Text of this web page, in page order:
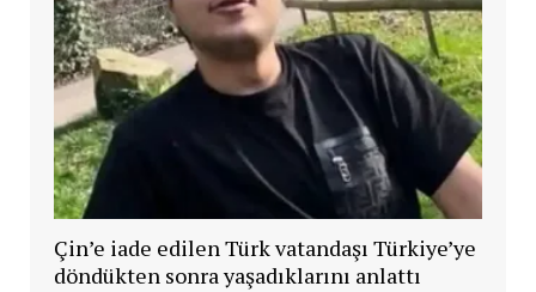
Çin’e iade edilen Türk vatandaşı Türkiye’ye
döndükten sonra yaşadıklarını anlattı